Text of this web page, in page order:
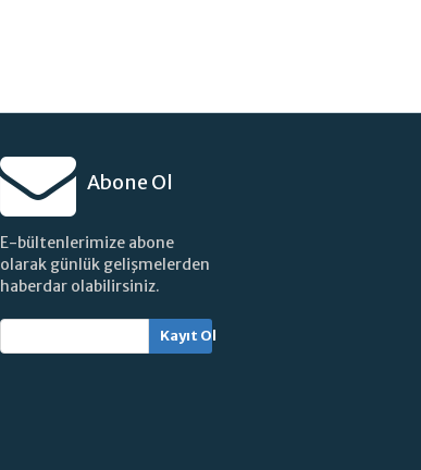
Abone Ol
E-bültenlerimize abone
olarak günlük gelişmelerden
haberdar olabilirsiniz.
Kayıt Ol